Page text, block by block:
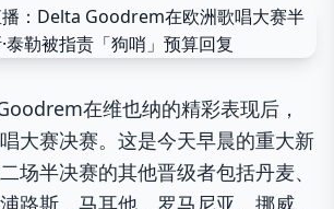
在维也纳的精彩表现后，
大赛决赛。这是今天早晨的重大新
场半决赛的其他晋级者包括丹麦、
路斯、马耳他、罗马尼亚、挪威、